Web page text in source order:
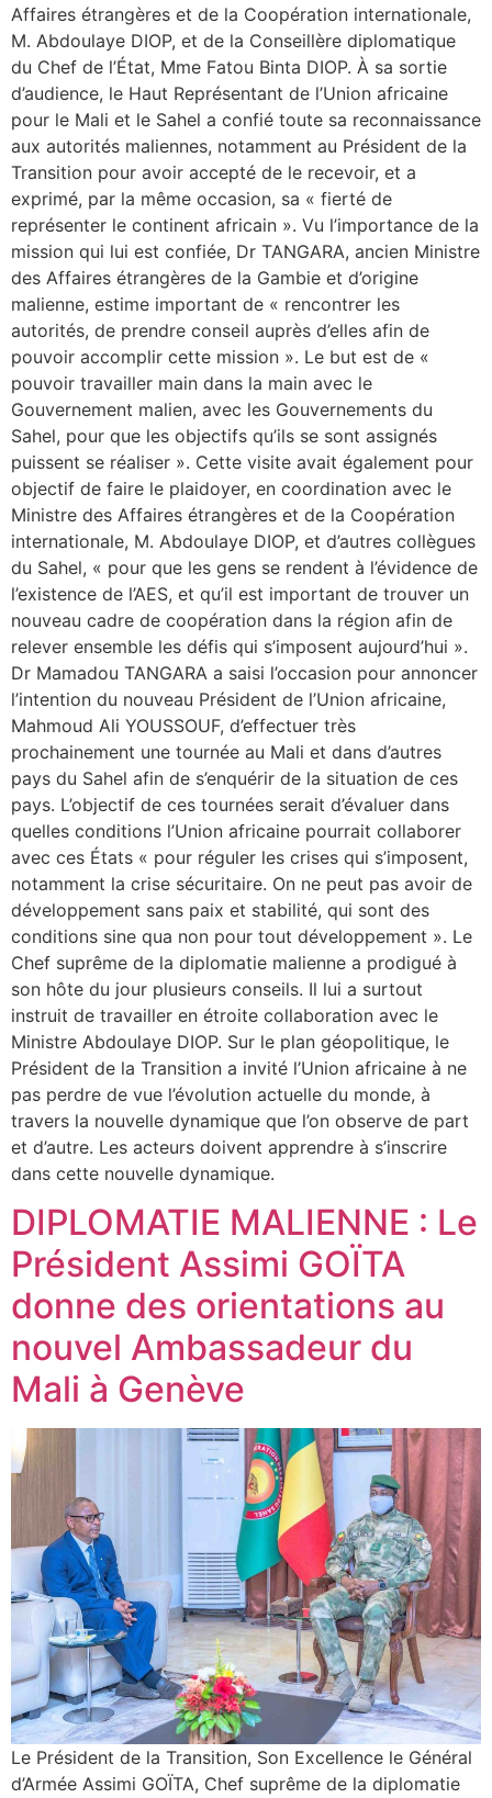
Affaires étrangères et de la Coopération internationale,
M. Abdoulaye DIOP, et de la Conseillère diplomatique
du Chef de l’État, Mme Fatou Binta DIOP. À sa sortie
d’audience, le Haut Représentant de l’Union africaine
pour le Mali et le Sahel a confié toute sa reconnaissance
aux autorités maliennes, notamment au Président de la
Transition pour avoir accepté de le recevoir, et a
exprimé, par la même occasion, sa « fierté de
représenter le continent africain ». Vu l’importance de la
mission qui lui est confiée, Dr TANGARA, ancien Ministre
des Affaires étrangères de la Gambie et d’origine
malienne, estime important de « rencontrer les
autorités, de prendre conseil auprès d’elles afin de
pouvoir accomplir cette mission ». Le but est de «
pouvoir travailler main dans la main avec le
Gouvernement malien, avec les Gouvernements du
Sahel, pour que les objectifs qu’ils se sont assignés
puissent se réaliser ». Cette visite avait également pour
objectif de faire le plaidoyer, en coordination avec le
Ministre des Affaires étrangères et de la Coopération
internationale, M. Abdoulaye DIOP, et d’autres collègues
du Sahel, « pour que les gens se rendent à l’évidence de
l’existence de l’AES, et qu’il est important de trouver un
nouveau cadre de coopération dans la région afin de
relever ensemble les défis qui s’imposent aujourd’hui ».
Dr Mamadou TANGARA a saisi l’occasion pour annoncer
l’intention du nouveau Président de l’Union africaine,
Mahmoud Ali YOUSSOUF, d’effectuer très
prochainement une tournée au Mali et dans d’autres
pays du Sahel afin de s’enquérir de la situation de ces
pays. L’objectif de ces tournées serait d’évaluer dans
quelles conditions l’Union africaine pourrait collaborer
avec ces États « pour réguler les crises qui s’imposent,
notamment la crise sécuritaire. On ne peut pas avoir de
développement sans paix et stabilité, qui sont des
conditions sine qua non pour tout développement ». Le
Chef suprême de la diplomatie malienne a prodigué à
son hôte du jour plusieurs conseils. Il lui a surtout
instruit de travailler en étroite collaboration avec le
Ministre Abdoulaye DIOP. Sur le plan géopolitique, le
Président de la Transition a invité l’Union africaine à ne
pas perdre de vue l’évolution actuelle du monde, à
travers la nouvelle dynamique que l’on observe de part
et d’autre. Les acteurs doivent apprendre à s’inscrire
dans cette nouvelle dynamique.
DIPLOMATIE MALIENNE : Le
Président Assimi GOÏTA
donne des orientations au
nouvel Ambassadeur du
Mali à Genève
Le Président de la Transition, Son Excellence le Général
d’Armée Assimi GOÏTA, Chef suprême de la diplomatie